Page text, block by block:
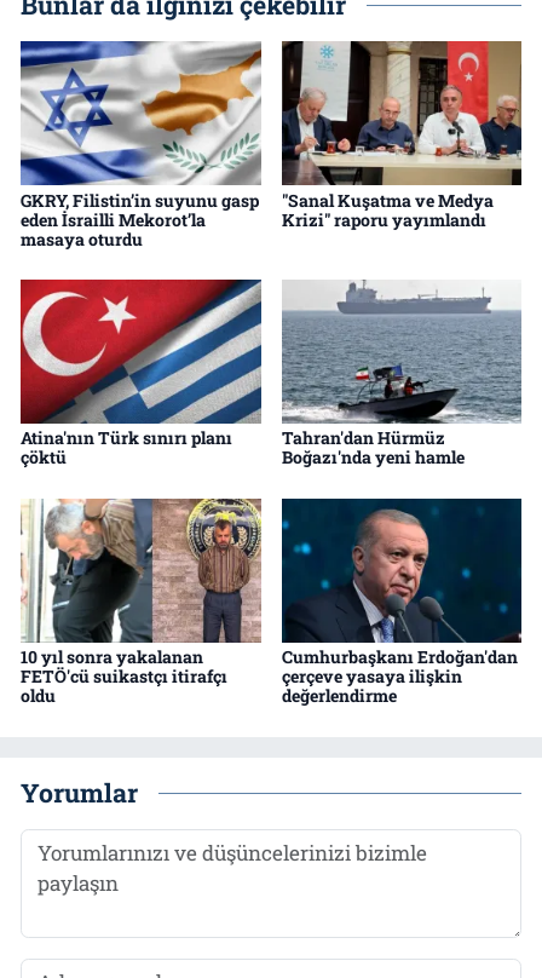
GKRY, Filistin’in suyunu gasp
eden İsrailli Mekorot’la
masaya oturdu
"Sanal Kuşatma ve Medya
Krizi" raporu yayımlandı
Atina'nın Türk sınırı planı
çöktü
Tahran'dan Hürmüz
Boğazı'nda yeni hamle
10 yıl sonra yakalanan
FETÖ'cü suikastçı itirafçı
oldu
Cumhurbaşkanı Erdoğan'dan
çerçeve yasaya ilişkin
değerlendirme
Yorumlar